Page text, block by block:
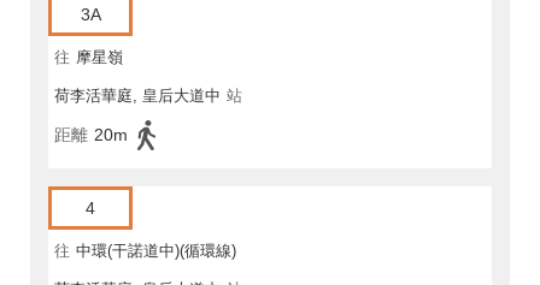
3A
往 摩星嶺
荷李活華庭, 皇后大道中 站
距離 20m
4
往 中環(干諾道中)(循環線)